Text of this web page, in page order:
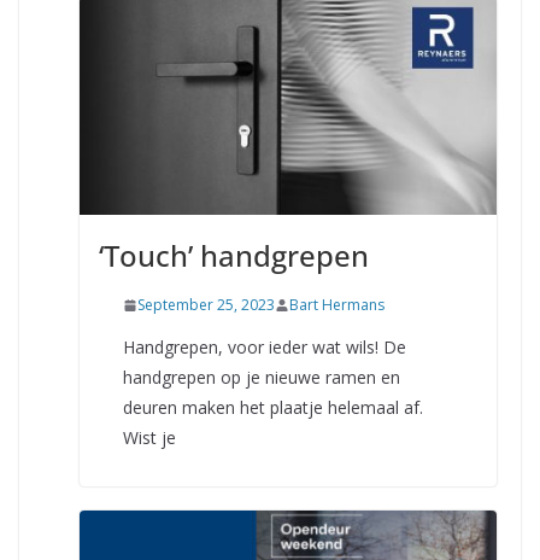
‘Touch’ handgrepen
September 25, 2023 Bart Hermans
Handgrepen, voor ieder wat wils! De
handgrepen op je nieuwe ramen en
deuren maken het plaatje helemaal af.
Wist je